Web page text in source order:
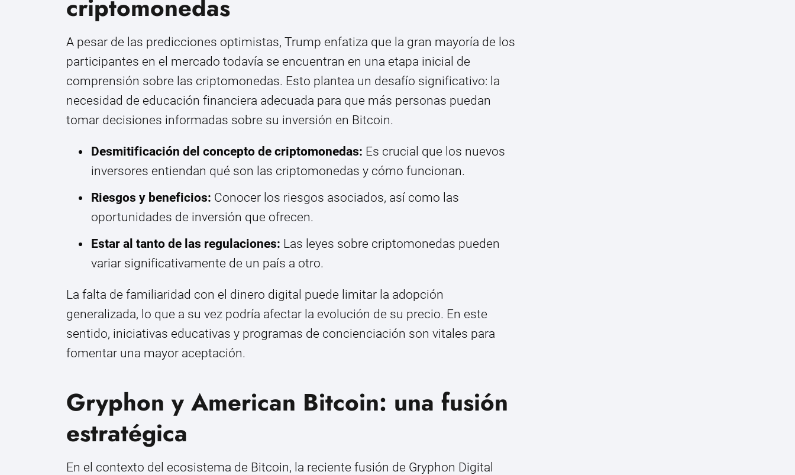
criptomonedas
A pesar de las predicciones optimistas, Trump enfatiza que la gran mayoría de los
participantes en el mercado todavía se encuentran en una etapa inicial de
comprensión sobre las criptomonedas. Esto plantea un desafío significativo: la
necesidad de educación financiera adecuada para que más personas puedan
tomar decisiones informadas sobre su inversión en Bitcoin.
Desmitificación del concepto de criptomonedas: Es crucial que los nuevos
inversores entiendan qué son las criptomonedas y cómo funcionan.
Riesgos y beneficios: Conocer los riesgos asociados, así como las
oportunidades de inversión que ofrecen.
Estar al tanto de las regulaciones: Las leyes sobre criptomonedas pueden
variar significativamente de un país a otro.
La falta de familiaridad con el dinero digital puede limitar la adopción
generalizada, lo que a su vez podría afectar la evolución de su precio. En este
sentido, iniciativas educativas y programas de concienciación son vitales para
fomentar una mayor aceptación.
Gryphon y American Bitcoin: una fusión
estratégica
En el contexto del ecosistema de Bitcoin, la reciente fusión de Gryphon Digital